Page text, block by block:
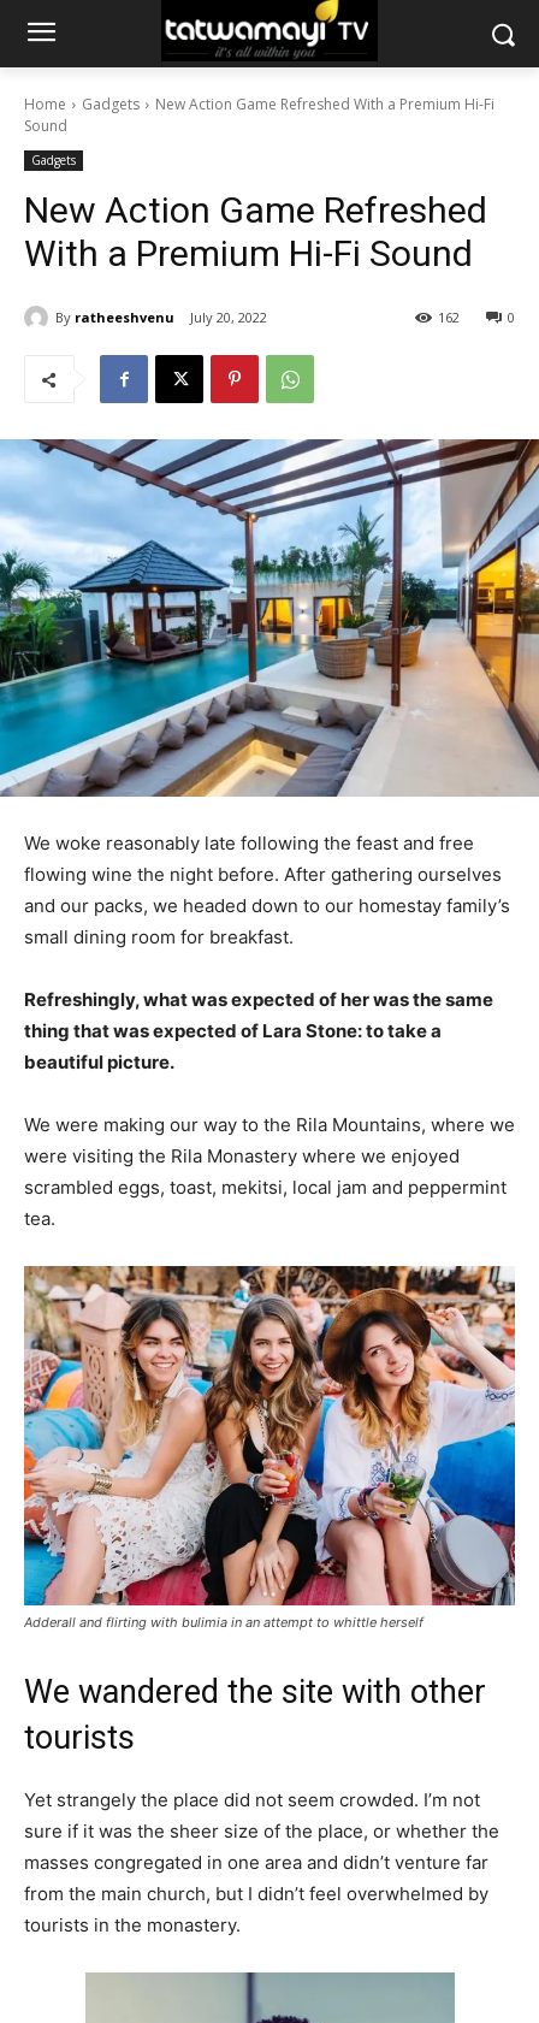
Home Gadgets
New Action Game Refreshed With a Premium Hi-Fi
Sound
Gadgets
New Action Game Refreshed
With a Premium Hi-Fi Sound
By ratheeshvenu July 20, 2022 0
162
We woke reasonably late following the feast and free
flowing wine the night before. After gathering ourselves
and our packs, we headed down to our homestay family’s
small dining room for breakfast.
Refreshingly, what was expected of her was the same
thing that was expected of Lara Stone: to take a
beautiful picture.
We were making our way to the Rila Mountains, where we
were visiting the Rila Monastery where we enjoyed
scrambled eggs, toast, mekitsi, local jam and peppermint
tea.
Adderall and flirting with bulimia in an attempt to whittle herself
We wandered the site with other
tourists
Yet strangely the place did not seem crowded. I’m not
sure if it was the sheer size of the place, or whether the
masses congregated in one area and didn’t venture far
from the main church, but I didn’t feel overwhelmed by
tourists in the monastery.